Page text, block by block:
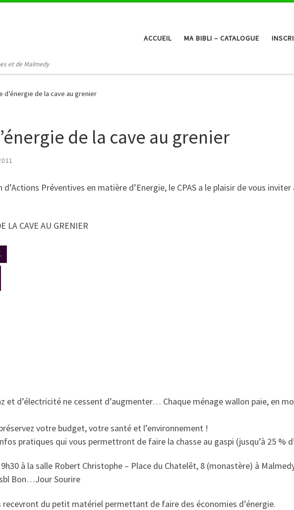
et de Malmedy
ACCUEIL MA BIBLI – CATALOGUE
d’énergie de la cave au grenier
de la cave au grenier
d’Actions Préventives en matière d’Energie, le CPAS a le plaisir de vous
LA CAVE AU GRENIER
et d’électricité ne cessent d’augmenter… Chaque ménage wallon paie, en
votre budget, votre santé et l’environnement !
pratiques qui vous permettront de faire la chasse au gaspi (jusqu’à 25 %
à la salle Robert Christophe – Place du Chatelêt, 8 (monastère) à
Bon…Jour Sourire
recevront du petit matériel permettant de faire des économies d’énergie.